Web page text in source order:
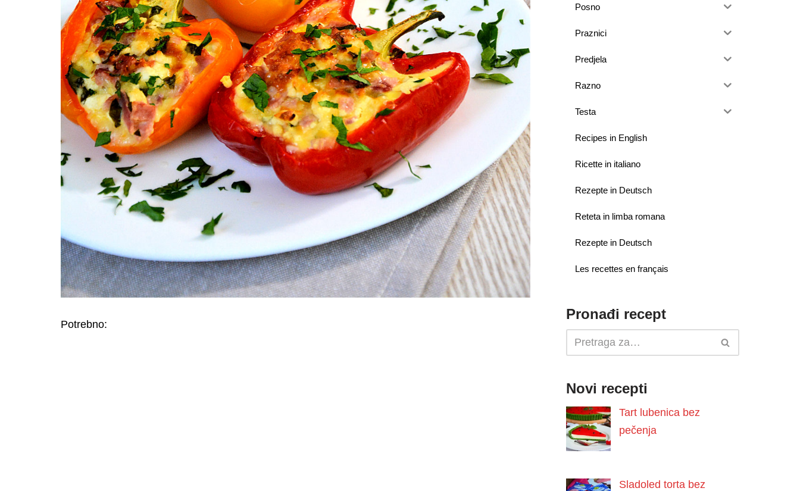
Potrebno:
Posno
Praznici
Predjela
Razno
Testa
Recipes in English
Ricette in italiano
Rezepte in Deutsch
Reteta in limba romana
Rezepte in Deutsch
Les recettes en français
Pronađi recept
Novi recepti
Tart lubenica bez
pečenja
Sladoled torta bez